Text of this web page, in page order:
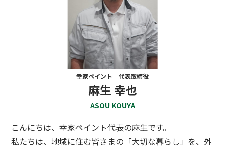
幸家ペイント 代表取締役
麻生 幸也
ASOU KOUYA
こんにちは、幸家ペイント代表の麻生です。
私たちは、地域に住む皆さまの「大切な暮らし」を、外